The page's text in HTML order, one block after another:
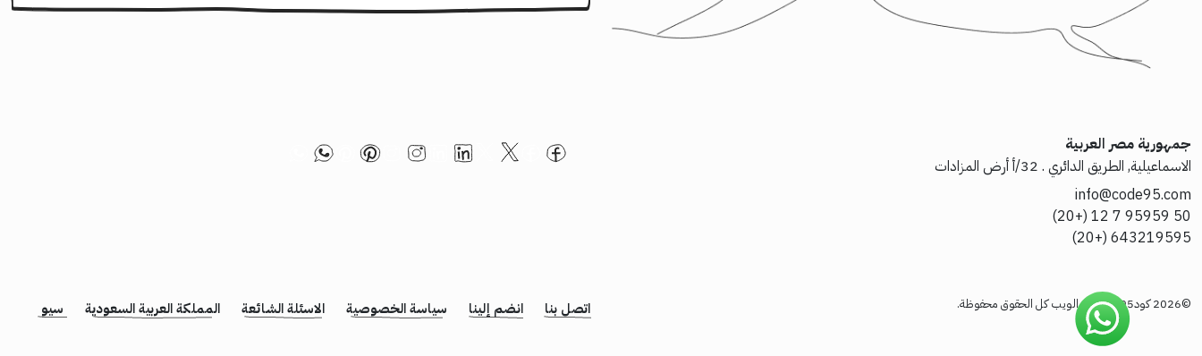
جمهورية مصر العربية
الاسماعيلية, الطريق الدائري . 32/أ أرض المزادات
info@code95.com
50 95959 7 12 (+20)
643219595 (+20)
©2026 كود95 لتقنيات الويب كل الحقوق محفوظة. اتصل بنا انضم إلينا سياسة الخصوصية الاسئلة الشائعة المملكة العربية السعودية سيو